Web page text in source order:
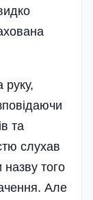
та
слухав
назву того
Але